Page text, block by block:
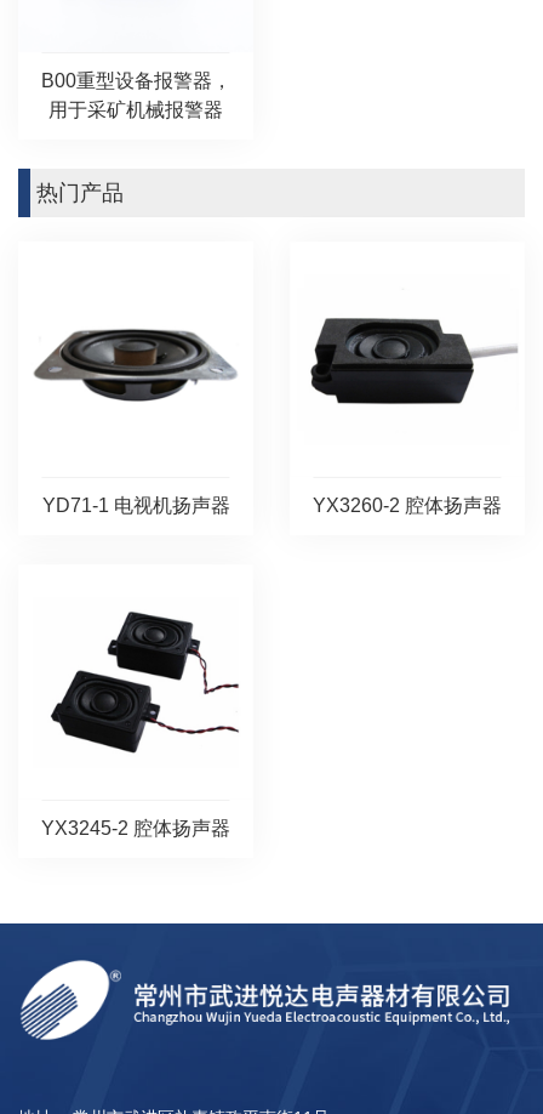
B00重型设备报警器，
用于采矿机械报警器
热门产品
YD71-1 电视机扬声器 YX3260-2 腔体扬声器
YX3245-2 腔体扬声器